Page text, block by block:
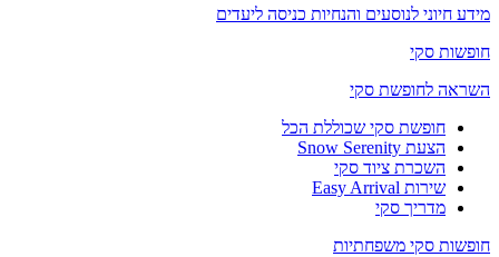
מידע חיוני לנוסעים והנחיות כניסה ליעדים
חופשות סקי
השראה לחופשת סקי
חופשת סקי שכוללת הכל
הצעת Snow Serenity
השכרת ציוד סקי
שירות Easy Arrival
מדריך סקי
חופשות סקי משפחתיות